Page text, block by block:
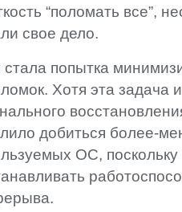
“поломать все”,
свое дело.
попытка
Хотя эта задача
добиться более-
ОС, поскольку